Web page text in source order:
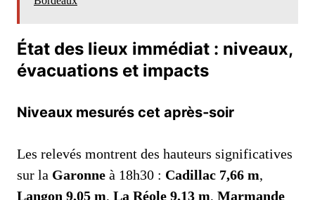
État des lieux immédiat : niveaux,
évacuations et impacts
Niveaux mesurés cet après‑soir
Les relevés montrent des hauteurs significatives
sur la Garonne à 18h30 : Cadillac 7,66 m,
Langon 9,05 m, La Réole 9,13 m, Marmande